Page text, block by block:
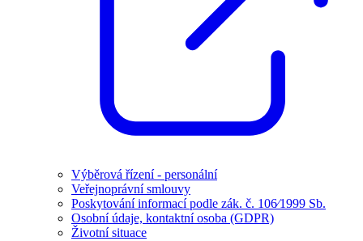
Výběrová řízení - personální
Veřejnoprávní smlouvy
Poskytování informací podle zák. č. 106⁄1999 Sb.
Osobní údaje, kontaktní osoba (GDPR)
Životní situace